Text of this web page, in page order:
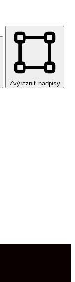
Zvýrazniť nadpisy